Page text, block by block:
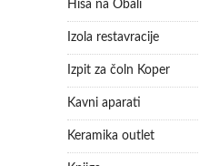
Hiša na Obali
Izola restavracije
Izpit za čoln Koper
Kavni aparati
Keramika outlet